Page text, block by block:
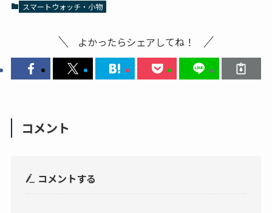
スマートウォッチ・小物
よかったらシェアしてね！
コメント
コメントする